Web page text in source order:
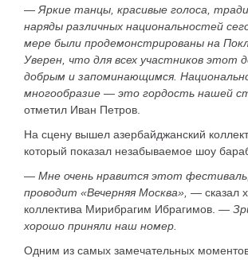
— Яркие танцы, красивые голоса,
наряды различных национальностей
мере были продемонстрированы на
Уверен, что для всех участников этот
добрым и запоминающимся.
многообразие — это гордость нашей
отметил Иван Петров
На сцену вышел азербайджанский
который показал незабываемое шоу
— Мне очень нравится этот
проводит «Вечерняя Москва», — сказал
коллектива Мирибрагим Ибрагимов . —
хорошо приняли наш номер.
Одним из самых замечательных